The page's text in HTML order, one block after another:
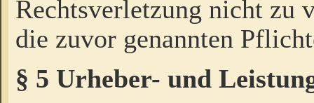
Rechtsverletzung nicht zu
die zuvor genannten
§ 5 Urheber- und